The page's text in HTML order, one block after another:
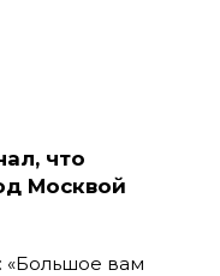
что
Москвой
«Большое вам